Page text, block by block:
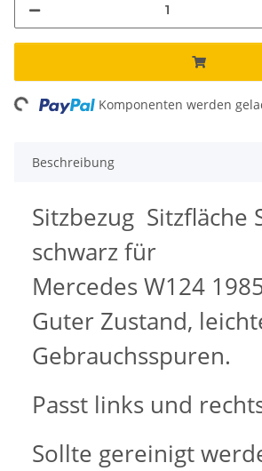
Komponenten werden
Beschreibung
Sitzbezug Sitzfläche
schwarz für
Mercedes W124
Guter Zustand,
Gebrauchsspuren.
Passt links und
Sollte gereinigt